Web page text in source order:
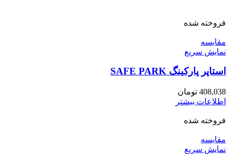
فروخته شده
مقايسه
نمایش سریع
استاپر پارکینگ SAFE PARK
408,038 تومان
اطلاعات بیشتر
فروخته شده
مقايسه
نمایش سریع